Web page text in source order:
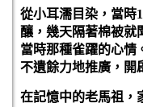
從小耳濡目染，當時
釀，幾天隔著棉被就
當時那種雀躍的心情
不遺餘力地推廣，開
在記憶中的老馬祖，